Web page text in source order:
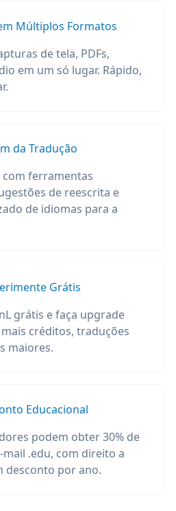
Múltiplos Formatos
de tela, PDFs,
em um só lugar. Rápido,
da Tradução
ferramentas
de reescrita e
de idiomas para a
Grátis
grátis e faça upgrade
créditos, traduções
maiores.
Educacional
podem obter 30% de
.edu, com direito a
desconto por ano.